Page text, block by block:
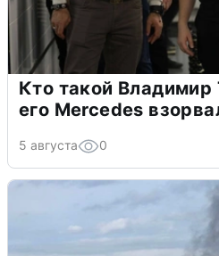
Кто такой Владимир
его Mercedes
5 августа 0